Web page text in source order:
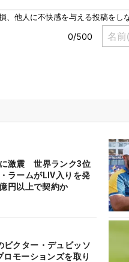
激震 世界ランク3位
ラームがLIV入りを発
円以上で契約か
ビクター・デュビッソ
ロモーションズを取り